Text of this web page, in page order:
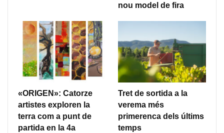
nou model de fira
«ORIGEN»: Catorze
artistes exploren la
terra com a punt de
partida en la 4a
Tret de sortida a la
verema més
primerenca dels últims
temps